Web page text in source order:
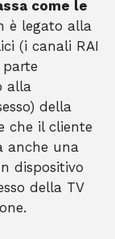
come le
è legato alla
(i canali RAI
alla
della
che il cliente
anche una
dispositivo
della TV